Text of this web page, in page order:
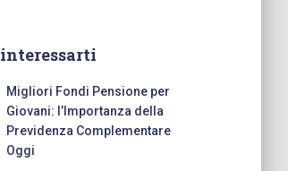
Migliori Fondi Pensione per
Giovani: l’Importanza della
Previdenza Complementare
Oggi